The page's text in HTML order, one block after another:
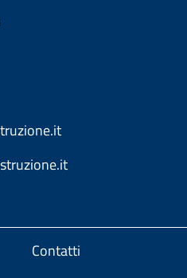
Contatti